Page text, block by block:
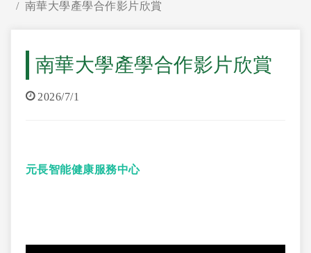
南華大學產學合作影片欣賞
南華大學產學合作影片欣賞
2026/7/1
元長智能健康服務中心